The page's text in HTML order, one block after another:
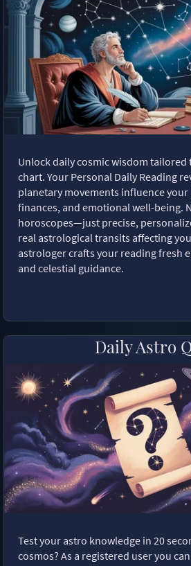
Unlock daily cosmic wisdom
chart. Your Personal Daily Reading
planetary movements influence your
finances, and emotional well-being.
horoscopes—just precise,
real astrological transits affecting
astrologer crafts your reading fresh
and celestial guidance.
Daily Astro
Test your astro knowledge in 20
cosmos? As a registered user you